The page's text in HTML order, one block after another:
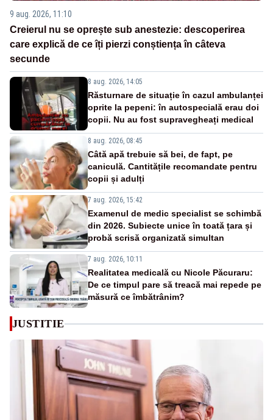
9 aug. 2026, 11:10
Creierul nu se oprește sub anestezie: descoperirea
care explică de ce îți pierzi conștiența în câteva
secunde
8 aug. 2026, 14:05
Răsturnare de situație în cazul ambulanței
oprite la pepeni: în autospecială erau doi
copii. Nu au fost supravegheați medical
8 aug. 2026, 08:45
Câtă apă trebuie să bei, de fapt, pe
caniculă. Cantitățile recomandate pentru
copii și adulți
7 aug. 2026, 15:42
Examenul de medic specialist se schimbă
din 2026. Subiecte unice în toată țara și
probă scrisă organizată simultan
7 aug. 2026, 10:11
Realitatea medicală cu Nicole Păcuraru:
De ce timpul pare să treacă mai repede pe
măsură ce îmbătrânim?
JUSTITIE